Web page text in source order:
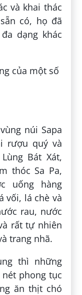
và khai thác
có, họ đã
dạng khác
núi Sapa
rượu quý và
Bát Xát,
thóc Sa Pa,
uống hàng
vối, lá chè và
rau, nước
rất tự nhiên
trang nhã.
thì những
phong tục
ăn thịt chó